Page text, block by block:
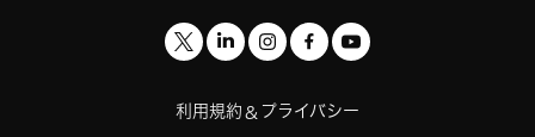
利用規約 & プライバシー